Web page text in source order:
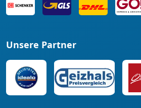
Unsere Partner